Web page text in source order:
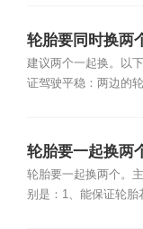
轮胎要同时换两
建议两个一起换。以
证驾驶平稳：两边的轮
轮胎要一起换两
轮胎要一起换两个。
别是：1、能保证轮胎